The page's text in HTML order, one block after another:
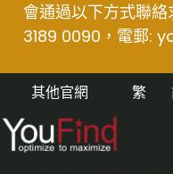
會通過以下方式聯
3189 0090，電郵:
其他官網 繁